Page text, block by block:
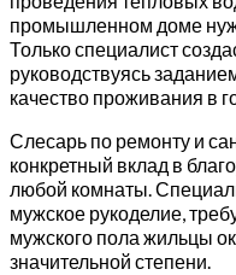
промышленном доме
Только специалист
руководствуясь
качество проживания в
Слесарь по ремонту и
конкретный вклад в
любой комнаты.
мужское рукоделие,
мужского пола жильцы
значительной степени.